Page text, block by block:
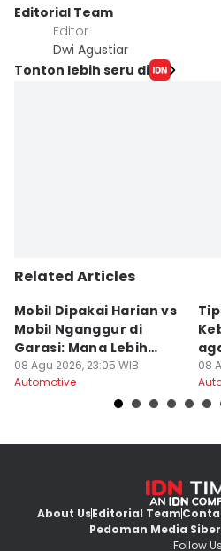
Editorial Team
Editor
Dwi Agustiar
Tonton lebih seru di
Related Articles
Mobil Dipakai Harian vs
Mobil Nganggur di
Garasi: Mana Lebih
Awet?
08 Agu 2026, 23:05 WIB
Automotive
08
About UsEditorial Team
Pedoman Media Siber
Follow Us